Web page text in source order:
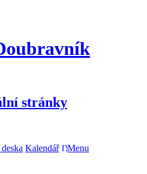
stránky
Kalendář Menu